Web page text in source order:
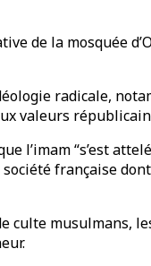
de la mosquée
radicale,
l’imam “s’est
française
culte